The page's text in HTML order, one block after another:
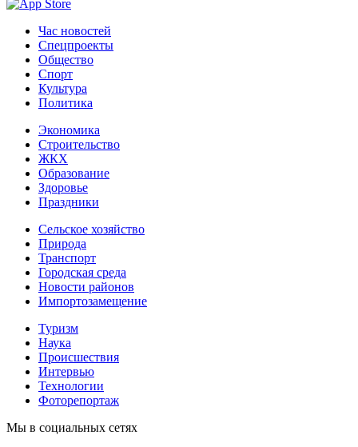
Час новостей
Спецпроекты
Общество
Спорт
Культура
Политика
Экономика
Строительство
ЖКХ
Образование
Здоровье
Праздники
Сельское хозяйство
Природа
Транспорт
Городская среда
Новости районов
Импортозамещение
Туризм
Наука
Происшествия
Интервью
Технологии
Фоторепортаж
Мы в социальных сетях